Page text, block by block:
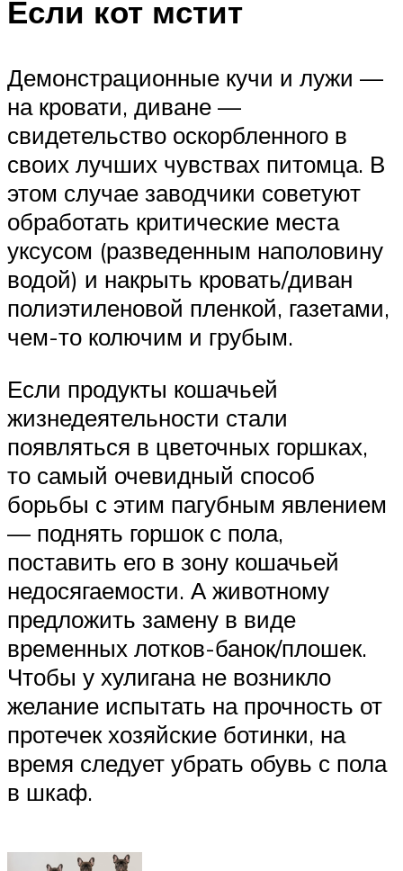
Если кот мстит
Демонстрационные кучи и лужи —
на кровати, диване —
свидетельство оскорбленного в
своих лучших чувствах питомца. В
этом случае заводчики советуют
обработать критические места
уксусом (разведенным наполовину
водой) и накрыть кровать/диван
полиэтиленовой пленкой, газетами,
чем-то колючим и грубым.
Если продукты кошачьей
жизнедеятельности стали
появляться в цветочных горшках,
то самый очевидный способ
борьбы с этим пагубным явлением
— поднять горшок с пола,
поставить его в зону кошачьей
недосягаемости. А животному
предложить замену в виде
временных лотков-банок/плошек.
Чтобы у хулигана не возникло
желание испытать на прочность от
протечек хозяйские ботинки, на
время следует убрать обувь с пола
в шкаф.